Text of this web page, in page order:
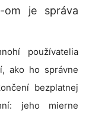
om je správa
používatelia
ako ho správne
bezplatnej
jeho mierne